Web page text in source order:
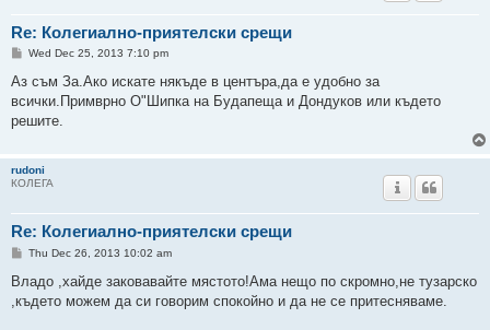
Re: Колегиално-приятелски срещи
P
s
Wed Dec 25, 2013 7:10 pm
Аз съм За.Ако искате някъде в центъра,да е удобно за
всички.Примврно О"Шипка на Будапеща и Дондуков или където
решите.
rudoni
КОЛЕГА
Re: Колегиално-приятелски срещи
P
s
Thu Dec 26, 2013 10:02 am
Владо ,хайде заковавайте мястото!Ама нещо по скромно,не тузарско
,където можем да си говорим спокойно и да не се притесняваме.